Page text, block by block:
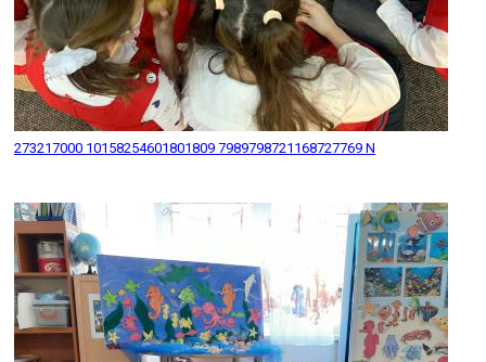
273217000 10158254601801809 7989798721168727769 N